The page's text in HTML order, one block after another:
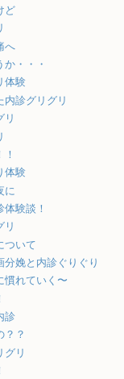
ど
へ
・・・
体験
診グリグリ
リ
体験
に
験談！
リ
ついて
娩と内診ぐりぐり
慣れていく〜
診
？？
グリ